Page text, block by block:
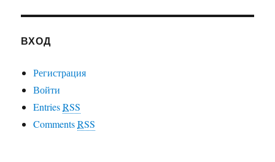
ВХОД
Регистрация
Войти
EntriesRSS
CommentsRSS